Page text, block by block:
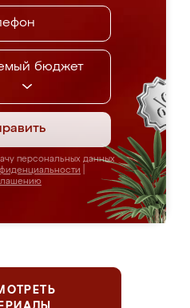
бюджет
персональных данных